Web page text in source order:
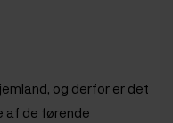
og derfor er det
af de førende